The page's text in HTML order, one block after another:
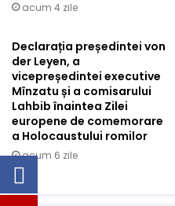
acum 4 zile
Declarația președintei von
der Leyen, a
vicepreședintei executive
Mînzatu și a comisarului
Lahbib înaintea Zilei
europene de comemorare
a Holocaustului romilor
acum 6 zile